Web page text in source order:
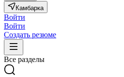
Камбарка
Войти
Войти
Создать резюме
Все разделы